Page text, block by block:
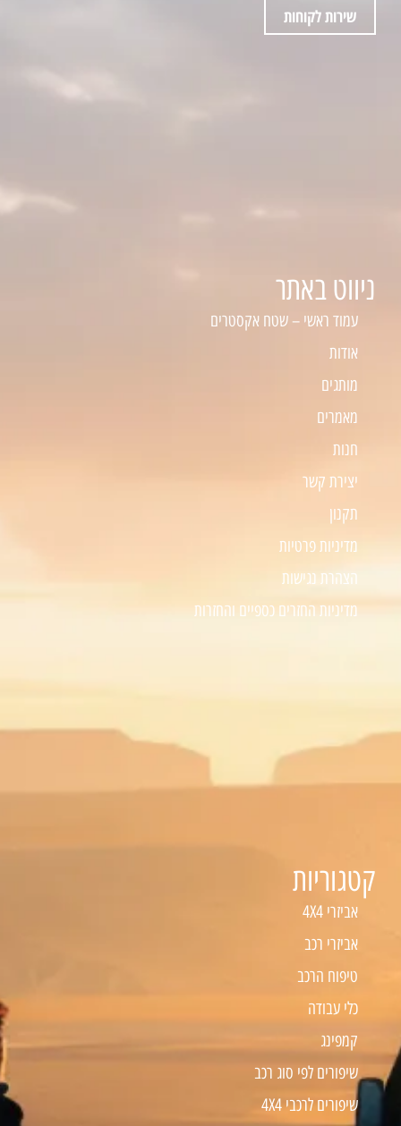
שירות לקוחות
ניווט באתר
עמוד ראשי – שטח אקסטרים
אודות
מותגים
מאמרים
חנות
יצירת קשר
תקנון
מדיניות פרטיות
הצהרת נגישות
מדיניות החזרים כספיים והחזרות
קטגוריות
אביזרי 4X4
אביזרי רכב
טיפוח הרכב
כלי עבודה
קמפינג
שיפורים לפי סוג רכב
שיפורים לרכבי 4X4